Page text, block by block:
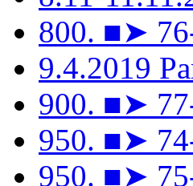
800. ■➤
9.4.2019
900. ■➤
950. ■➤
950. ■➤